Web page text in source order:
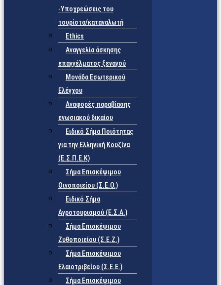
-Υποχρεώσεις του
τουρίστα/καταναλωτή
Ethics
Αναγγελία άσκησης
επαγγέλματος ξεναγού
Μονάδα Εσωτερικού
Ελέγχου
Αναφορές παραβίασης
ενωσιακού δικαίου
Ειδικό Σήμα Ποιότητας
για την Ελληνική Κουζίνα
(Ε.Σ.Π.Ε.Κ)
Σήμα Επισκέψιμου
Οινοποιείου (Σ.Ε.Ο.)
Ειδικό Σήμα
Αγροτουρισμού (Ε.Σ.Α.)
Σήμα Επισκέψιμου
Ζυθοποιείου (Σ.Ε.Ζ.)
Σήμα Επισκέψιμου
Ελαιοτριβείου (Σ.Ε.Ε.)
Σήμα Επισκέψιμου